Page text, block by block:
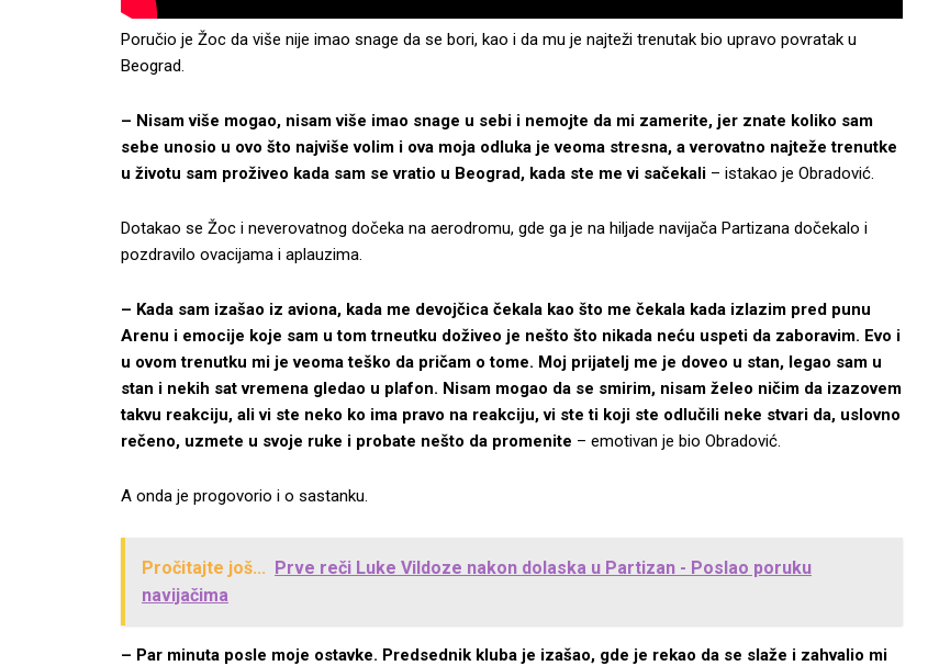
Poručio je Žoc da više nije imao snage da se bori, kao i da mu je najteži trenutak bio upravo povratak u
Beograd.
– Nisam više mogao, nisam više imao snage u sebi i nemojte da mi zamerite, jer znate koliko sam
sebe unosio u ovo što najviše volim i ova moja odluka je veoma stresna, a verovatno najteže trenutke
u životu sam proživeo kada sam se vratio u Beograd, kada ste me vi sačekali – istakao je Obradović.
Dotakao se Žoc i neverovatnog dočeka na aerodromu, gde ga je na hiljade navijača Partizana dočekalo i
pozdravilo ovacijama i aplauzima.
– Kada sam izašao iz aviona, kada me devojčica čekala kao što me čekala kada izlazim pred punu
Arenu i emocije koje sam u tom trneutku doživeo je nešto što nikada neću uspeti da zaboravim. Evo i
u ovom trenutku mi je veoma teško da pričam o tome. Moj prijatelj me je doveo u stan, legao sam u
stan i nekih sat vremena gledao u plafon. Nisam mogao da se smirim, nisam želeo ničim da izazovem
takvu reakciju, ali vi ste neko ko ima pravo na reakciju, vi ste ti koji ste odlučili neke stvari da, uslovno
rečeno, uzmete u svoje ruke i probate nešto da promenite – emotivan je bio Obradović.
A onda je progovorio i o sastanku.
Pročitajte još... Prve reči Luke Vildoze nakon dolaska u Partizan - Poslao poruku
navijačima
– Par minuta posle moje ostavke. Predsednik kluba je izašao, gde je rekao da se slaže i zahvalio mi